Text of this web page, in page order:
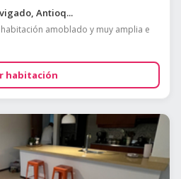
Antioq...
habitación amoblado y muy amplia e
habitación